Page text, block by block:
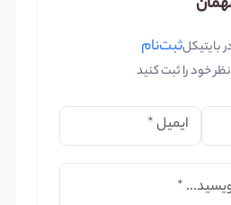
بایتیکلثبت‌نام
خود را ثبت کنید
ایمیل*
*